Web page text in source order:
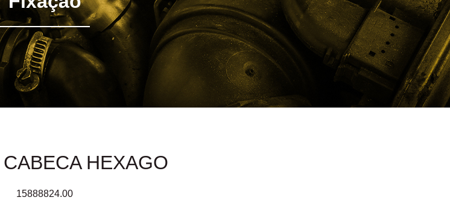
HEXAGO
15888824.00